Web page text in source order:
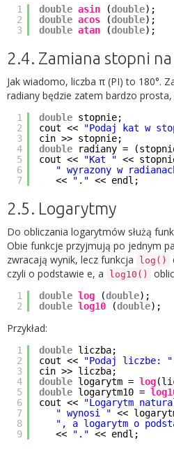
1
2
3
double asin (double);
double acos (double);
double atan (double);
2.4. Zamiana stopni
Jak wiadomo, liczba π (PI) to 180°.
radiany będzie zatem bardzo
1
2
3
4
5
6
7
double stopnie;
cout <<
"Podaj kat w
cin >> stopnie;
double
radiany =
cout <<
"Kat " <<
" wyrazony w
<<
"." << endl;
2.5. Logarytmy
Do obliczania logarytmów służą
Obie funkcje przyjmują po jednym
zwracają wynik, lecz funkcja
log()
czyli o podstawie e, a
log10()
1
2
double log (double);
double log10 (double);
Przykład:
1
2
3
4
5
6
7
8
9
double liczba;
cout <<
"Podaj liczbe: "
cin >> liczba;
double logarytm = log
double logarytm10 =
cout <<
"Logarytm
" wynosi " <<
", a logarytm o
<<
"." << endl;